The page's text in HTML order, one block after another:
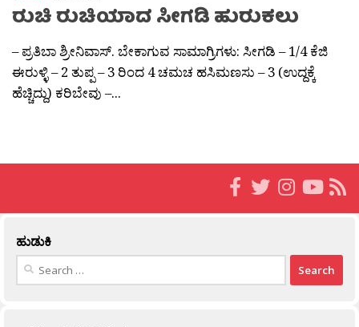
ರುಚಿ ರುಚಿಯಾದ ಸೀಗಡಿ ಹುರುಕಲು
– ಪ್ರತಿಬಾ ಶ್ರೀನಿವಾಸ್. ಬೇಕಾಗುವ ಸಾಮಾಗ್ರಿಗಳು: ಸೀಗಡಿ – 1/4 ಕೆಜಿ
ಈರುಳ್ಳಿ – 2 ತುಪ್ಪ – 3 ರಿಂದ 4 ಚಮಚ ಹಸಿಮಣಸು – 3 (ಉದ್ದಕ್ಕೆ
ಹೆಚ್ಚಿದ್ದು) ಕರಿಬೇವು –...
ಹುಡುಕಿ
Search